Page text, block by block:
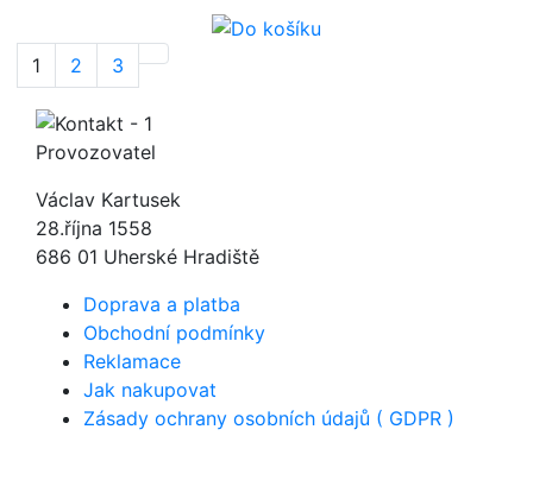
1 2 3 Další
Provozovatel
Václav Kartusek
28.října 1558
686 01 Uherské Hradiště
Doprava a platba
Obchodní podmínky
Reklamace
Jak nakupovat
Zásady ochrany osobních údajů ( GDPR )